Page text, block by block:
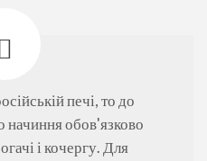
печі, то до
начиння обов'язково
і кочергу. Для